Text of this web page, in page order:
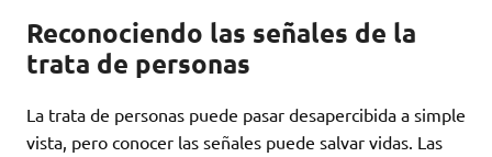
Reconociendo las señales de la
trata de personas
La trata de personas puede pasar desapercibida a simple
vista, pero conocer las señales puede salvar vidas. Las